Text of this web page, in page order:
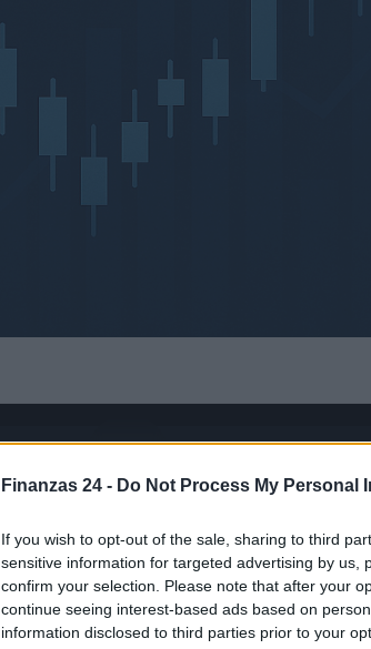
Finanzas 24 - Do Not Process My Personal
If you wish to opt-out of the sale, sharing to third
sensitive information for targeted advertising by us,
confirm your selection. Please note that after your
continue seeing interest-based ads based on
information disclosed to third parties prior to your